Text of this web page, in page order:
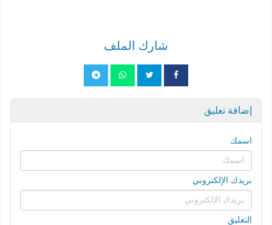
شارك الملف
إضافة تعليق
اسمك
بريدك الإلكتروني
التعليق